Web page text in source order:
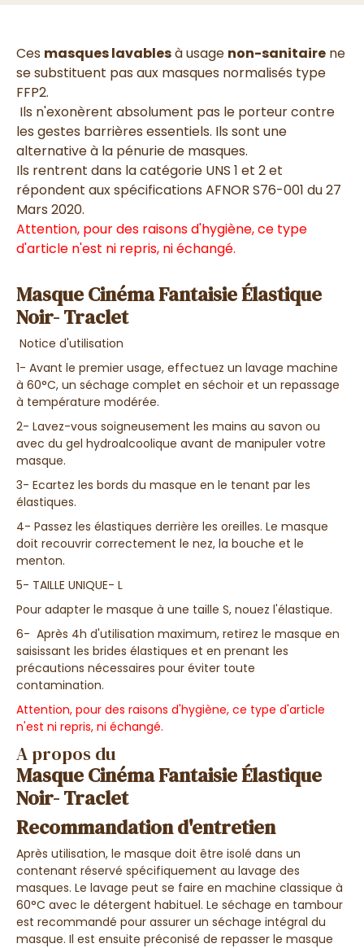
Ces masques lavablesà usage non-sanitaire ne
se substituent pas aux masques normalisés type
FFP2.
Ils n'exonèrent absolument pas le porteur contre
les gestes barrières essentiels. Ils sont une
alternative à la pénurie de masques.
Ils rentrent dans la catégorie UNS 1 et 2 et
répondent aux spécifications AFNOR S76-001 du 27
Mars 2020.
Attention, pour des raisons d'hygiène, ce type
d'article n'est ni repris, ni échangé.
Masque Cinéma Fantaisie Élastique
Noir- Traclet
Notice d'utilisation
1- Avant le premier usage, effectuez un lavage machine
à 60°C, un séchage complet en séchoir et un repassage
à température modérée.
2- Lavez-vous soigneusement les mains au savon ou
avec du gel hydroalcoolique avant de manipuler votre
masque.
3- Ecartez les bords du masque en le tenant par les
élastiques.
4- Passez les élastiques derrière les oreilles. Le masque
doit recouvrir correctement le nez, la bouche et le
menton.
5- TAILLE UNIQUE- L
Pour adapter le masque à une taille S, nouez l'élastique.
6- Après 4h d'utilisation maximum, retirez le masque en
saisissant les brides élastiques et en prenant les
précautions nécessaires pour éviter toute
contamination.
Attention, pour des raisons d'hygiène, ce type d'article
n'est ni repris, ni échangé.
A propos du
Masque Cinéma Fantaisie Élastique
Noir- Traclet
Recommandation d'entretien
Après utilisation, le masque doit être isolé dans un
contenant réservé spécifiquement au lavage des
masques. Le lavage peut se faire en machine classique à
60°C avec le détergent habituel. Le séchage en tambour
est recommandé pour assurer un séchage intégral du
masque. Il est ensuite préconisé de repasser le masque